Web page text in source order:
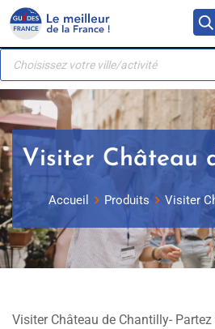
Panneau de gestion des cookies
Skip
content
Recherche
produits
Visiter Château
Accueil Produits Visiter
Visiter Château de Chantilly- Partez